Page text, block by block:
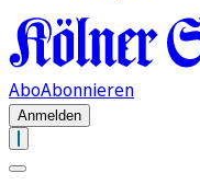
AboAbonnieren
Anmelden